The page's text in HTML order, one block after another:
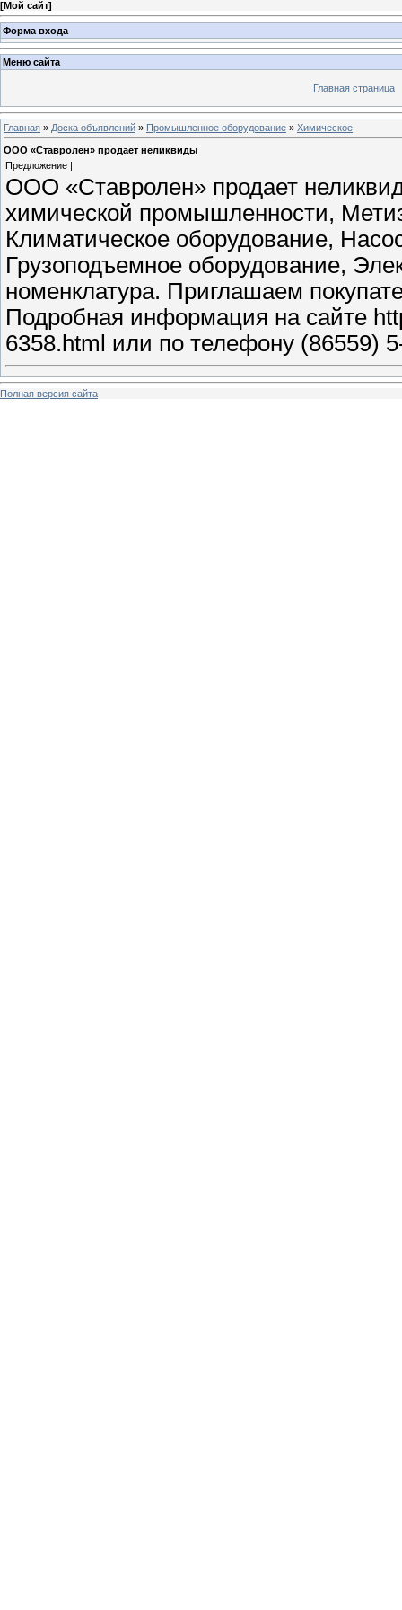
[Мой сайт]
Форма входа
Меню сайта
Главная страница
Главная » Доска объявлений » Промышленное оборудование » Химическое
ООО «Ставролен» продает неликвиды
Предложение |
ООО «Ставролен» продает
химической промышленности,
Климатическое оборудование,
Грузоподъемное оборудование,
номенклатура. Приглашаем
Подробная информация на сайте
6358.html или по телефону (86559)
Полная версия сайта